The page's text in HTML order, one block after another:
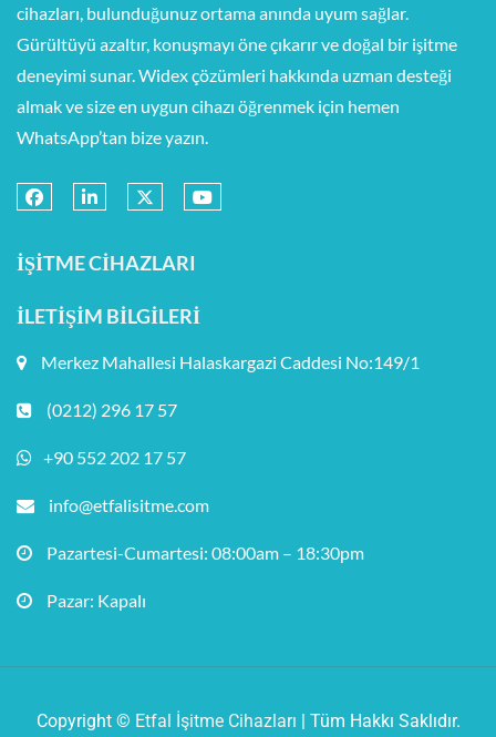
cihazları, bulunduğunuz ortama anında uyum sağlar.
Gürültüyü azaltır, konuşmayı öne çıkarır ve doğal bir işitme
deneyimi sunar. Widex çözümleri hakkında uzman desteği
almak ve size en uygun cihazı öğrenmek için hemen
WhatsApp’tan bize yazın.
İŞITME CIHAZLARI
İLETIŞIM BILGILERI
Merkez Mahallesi Halaskargazi Caddesi No:149/1
(0212) 296 17 57
+90 552 202 17 57
info@etfalisitme.com
Pazartesi-Cumartesi: 08:00am – 18:30pm
Pazar: Kapalı
Copyright © Etfal İşitme Cihazları | Tüm Hakkı Saklıdır.